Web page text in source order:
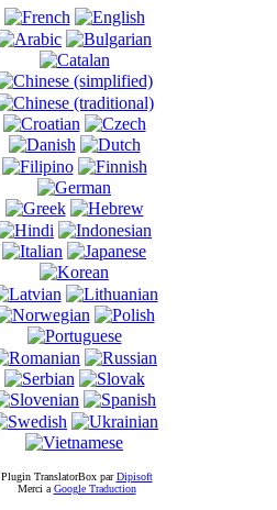
Plugin TranslatorBox parDipisoft
Merci а Google Traduction